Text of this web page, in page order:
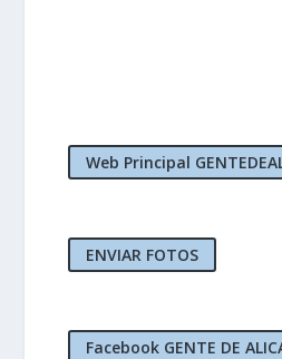
Web Principal
ENVIAR FOTOS
Facebook GENTE DE